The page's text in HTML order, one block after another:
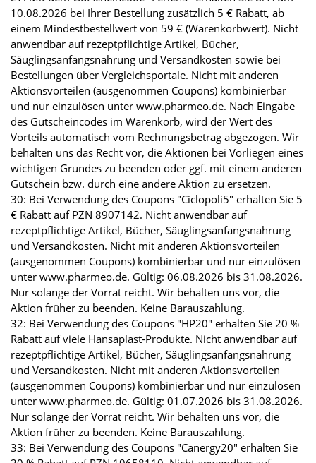
10.08.2026 bei Ihrer Bestellung zusätzlich 5 € Rabatt, ab
einem Mindestbestellwert von 59 € (Warenkorbwert). Nicht
anwendbar auf rezeptpflichtige Artikel, Bücher,
Säuglingsanfangsnahrung und Versandkosten sowie bei
Bestellungen über Vergleichsportale. Nicht mit anderen
Aktionsvorteilen (ausgenommen Coupons) kombinierbar
und nur einzulösen unter www.pharmeo.de. Nach Eingabe
des Gutscheincodes im Warenkorb, wird der Wert des
Vorteils automatisch vom Rechnungsbetrag abgezogen. Wir
behalten uns das Recht vor, die Aktionen bei Vorliegen eines
wichtigen Grundes zu beenden oder ggf. mit einem anderen
Gutschein bzw. durch eine andere Aktion zu ersetzen.
30: Bei Verwendung des Coupons "Ciclopoli5" erhalten Sie 5
€ Rabatt auf PZN 8907142. Nicht anwendbar auf
rezeptpflichtige Artikel, Bücher, Säuglingsanfangsnahrung
und Versandkosten. Nicht mit anderen Aktionsvorteilen
(ausgenommen Coupons) kombinierbar und nur einzulösen
unter www.pharmeo.de. Gültig: 06.08.2026 bis 31.08.2026.
Nur solange der Vorrat reicht. Wir behalten uns vor, die
Aktion früher zu beenden. Keine Barauszahlung.
32: Bei Verwendung des Coupons "HP20" erhalten Sie 20 %
Rabatt auf viele Hansaplast-Produkte. Nicht anwendbar auf
rezeptpflichtige Artikel, Bücher, Säuglingsanfangsnahrung
und Versandkosten. Nicht mit anderen Aktionsvorteilen
(ausgenommen Coupons) kombinierbar und nur einzulösen
unter www.pharmeo.de. Gültig: 01.07.2026 bis 31.08.2026.
Nur solange der Vorrat reicht. Wir behalten uns vor, die
Aktion früher zu beenden. Keine Barauszahlung.
33: Bei Verwendung des Coupons "Canergy20" erhalten Sie